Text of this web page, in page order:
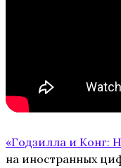
«Годзилла и Конг:
на иностранных